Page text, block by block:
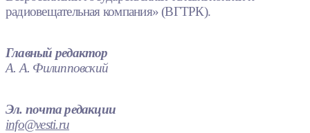
радиовещательная компания» (ВГТРК).
Главный редактор
А. А. Филипповский
Эл. почта редакции
info@vesti.ru